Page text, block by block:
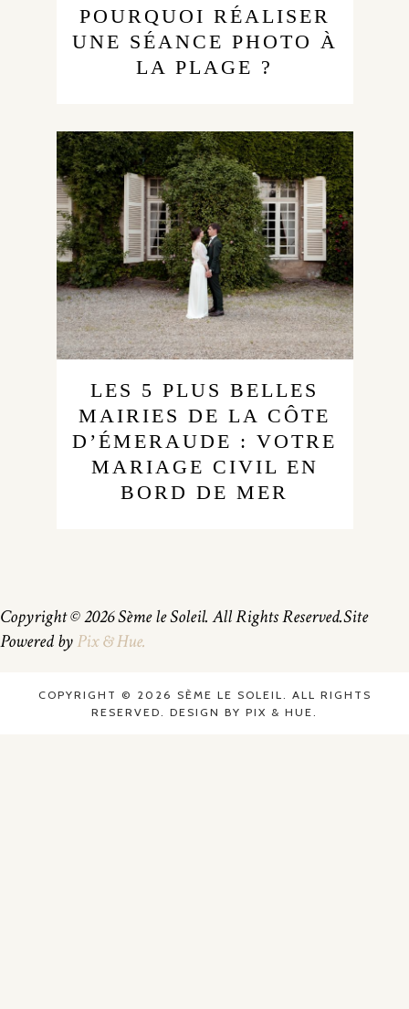
POURQUOI RÉALISER
UNE SÉANCE PHOTO À
LA PLAGE ?
LES 5 PLUS BELLES
MAIRIES DE LA CÔTE
D’ÉMERAUDE : VOTRE
MARIAGE CIVIL EN
BORD DE MER
Copyright © 2026 Sème le Soleil. All Rights Reserved.Site
Powered byPix & Hue.
COPYRIGHT © 2026 SÈME LE SOLEIL. ALL RIGHTS
RESERVED. DESIGN BY PIX & HUE.